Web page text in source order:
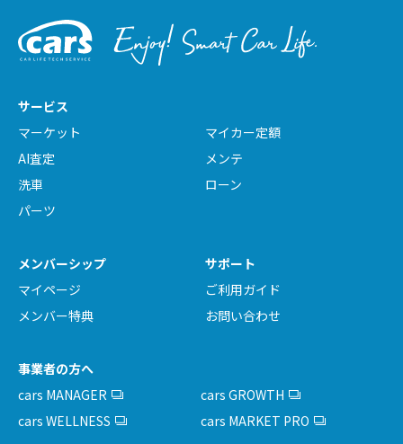
サービス
マーケット
マイカー定額
AI査定
メンテ
洗車
ローン
パーツ
メンバーシップ
マイページ
メンバー特典
サポート
ご利用ガイド
お問い合わせ
事業者の方へ
cars MANAGER
cars GROWTH
cars WELLNESS
cars MARKET PRO